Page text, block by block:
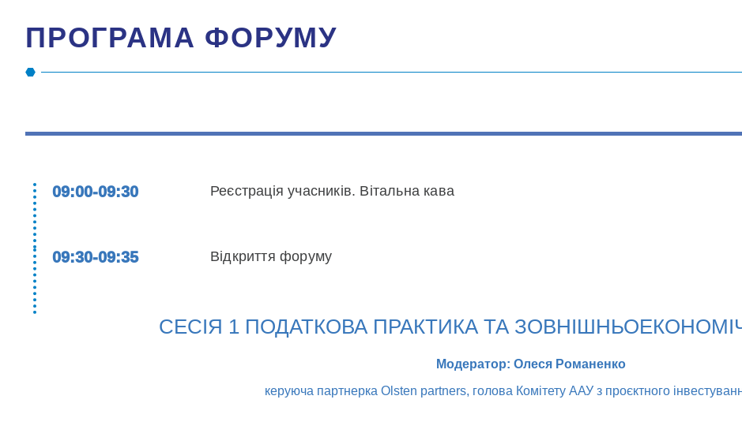
ПРОГРАМА ФОРУМУ
09:00-09:30 Реєстрація учасників. Вітальна кава
09:30-09:35 Відкриття форуму
СЕСІЯ 1 ПОДАТКОВА ПРАКТИКА ТА
Модератор: Олеся Романенко
керуюча партнерка Olsten partners, голова Комітету ААУ з проєктного